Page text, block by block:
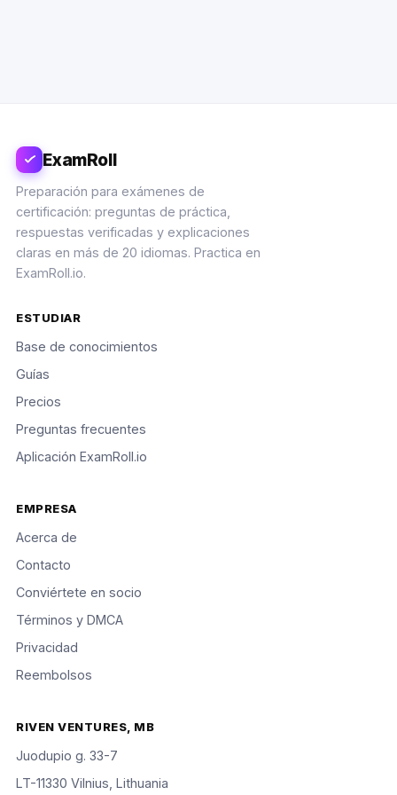
ExamRoll
Preparación para exámenes de
certificación: preguntas de práctica,
respuestas verificadas y explicaciones
claras en más de 20 idiomas. Practica en
ExamRoll.io.
ESTUDIAR
Base de conocimientos
Guías
Precios
Preguntas frecuentes
Aplicación ExamRoll.io
EMPRESA
Acerca de
Contacto
Conviértete en socio
Términos y DMCA
Privacidad
Reembolsos
RIVEN VENTURES, MB
Juodupio g. 33-7
LT-11330 Vilnius, Lithuania